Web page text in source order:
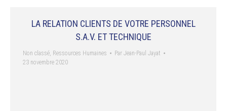
LA RELATION CLIENTS DE VOTRE PERSONNEL
S.A.V. ET TECHNIQUE
Non classé, Ressources Humaines Par Jean-Paul Jayat
23 novembre 2020